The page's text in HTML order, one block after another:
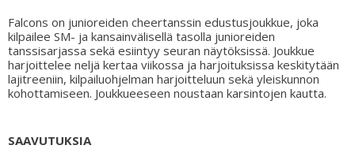
Falcons on junioreiden cheertanssin edustusjoukkue, joka
kilpailee SM- ja kansainvälisellä tasolla junioreiden
tanssisarjassa sekä esiintyy seuran näytöksissä. Joukkue
harjoittelee neljä kertaa viikossa ja harjoituksissa keskitytään
lajitreeniin, kilpailuohjelman harjoitteluun sekä yleiskunnon
kohottamiseen. Joukkueeseen noustaan karsintojen kautta.
SAAVUTUKSIA